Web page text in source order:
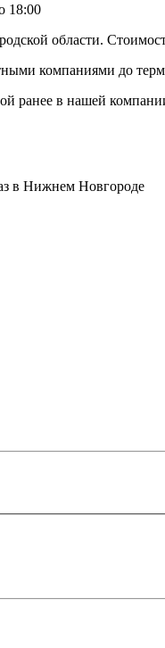
18:00
области.
компаниями до
ранее в нашей
в Нижнем Новгороде